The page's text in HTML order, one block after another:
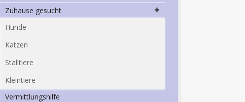
Zuhause gesucht
Hunde
Katzen
Stalltiere
Kleintiere
Vermittlungshilfe